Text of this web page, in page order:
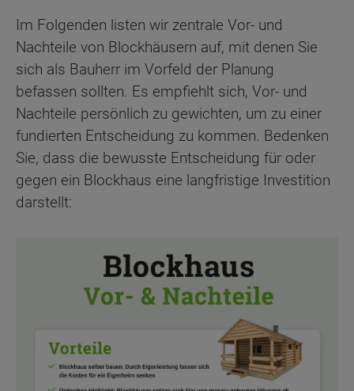
Im Folgenden listen wir zentrale Vor- und
Nachteile von Blockhäusern auf, mit denen Sie
sich als Bauherr im Vorfeld der Planung
befassen sollten. Es empfiehlt sich, Vor- und
Nachteile persönlich zu gewichten, um zu einer
fundierten Entscheidung zu kommen. Bedenken
Sie, dass die bewusste Entscheidung für oder
gegen ein Blockhaus eine langfristige Investition
darstellt: